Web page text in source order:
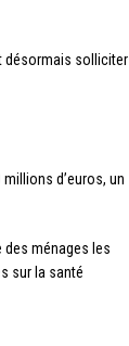
désormais solliciter
d’euros, un
des ménages les
sur la santé